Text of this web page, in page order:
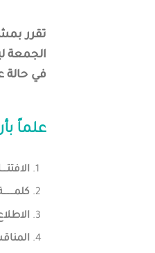
تقرر
الجمعة ليلة السبت
في حالة
علماً